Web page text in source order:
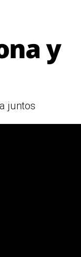
y
juntos